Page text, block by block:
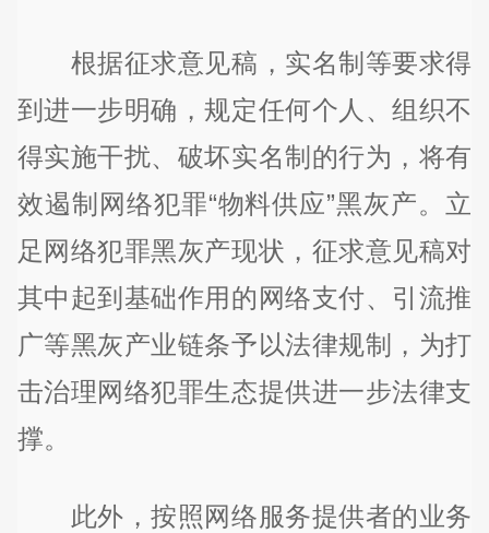
根据征求意见稿，实名制等要求得
到进一步明确，规定任何个人、组织不
得实施干扰、破坏实名制的行为，将有
效遏制网络犯罪“物料供应”黑灰产。立
足网络犯罪黑灰产现状，征求意见稿对
其中起到基础作用的网络支付、引流推
广等黑灰产业链条予以法律规制，为打
击治理网络犯罪生态提供进一步法律支
撑。
此外，按照网络服务提供者的业务